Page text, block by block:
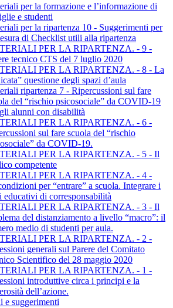
per la formazione e l’informazione di
e studenti
per la ripartenza 10 - Suggerimenti per
di Checklist utili alla ripartenza
PER LA RIPARTENZA. - 9 -
tecnico CTS del 7 luglio 2020
PER LA RIPARTENZA. - 8 - La
questione degli spazi d’aula
ripartenza 7 - Ripercussioni sul fare
del “rischio psicosociale” da COVID-19
alunni con disabilità
PER LA RIPARTENZA. - 6 -
sul fare scuola del “rischio
da COVID-19.
PER LA RIPARTENZA. - 5 - Il
competente
PER LA RIPARTENZA. - 4 -
per “entrare” a scuola. Integrare i
educativi di corresponsabilità
PER LA RIPARTENZA. - 3 - Il
del distanziamento a livello “macro”: il
medio di studenti per aula.
PER LA RIPARTENZA. - 2 -
generali sul Parere del Comitato
Scientifico del 28 maggio 2020
PER LA RIPARTENZA. - 1 -
introduttive circa i principi e la
dell’azione.
e suggerimenti